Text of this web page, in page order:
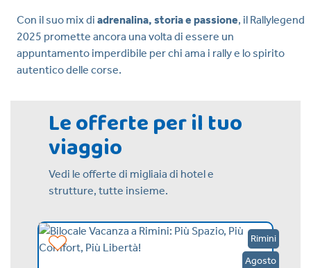
Con il suo mix di adrenalina, storia e passione, il Rallylegend
2025 promette ancora una volta di essere un
appuntamento imperdibile per chi ama i rally e lo spirito
autentico delle corse.
Le offerte per il tuo
viaggio
Vedi le offerte di migliaia di hotel e
strutture, tutte insieme.
Rimini
Agosto